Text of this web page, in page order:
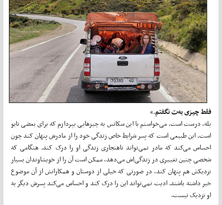
فقط چیزی به‌ت نگفتم.»
بله، درست است. می‌خواستم با این سکانس به چیزهایی بپردازم که برای بعضی تابو
است. این طبیعی است که پسر شرایط خاص زندگی خود را از مادرش پنهان کند چون
احساس می‌کند که مادر نمی‌تواند ناهنجاری زندگی او را درک کند. هنگامی که
شخصی چنین تغییری در زندگی‌اش‌ می‌دهد، ممکن است آن را از خویشاوندان بسیار
نزدیکش هم پنهان کند، در صورتی که خیلی از دوستان و همکارانش از آن موضوع
خبر داشته باشند. ادیت نمی‌تواند این را درک کند و احساس‌ می‌کند پسرش دیگر به
او نزدیک نیست.